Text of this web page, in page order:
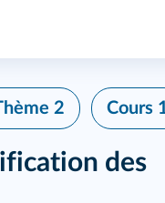
2 Cours
des